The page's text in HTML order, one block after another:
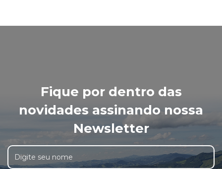
Fique por dentro das
novidades assinando nossa
Newsletter